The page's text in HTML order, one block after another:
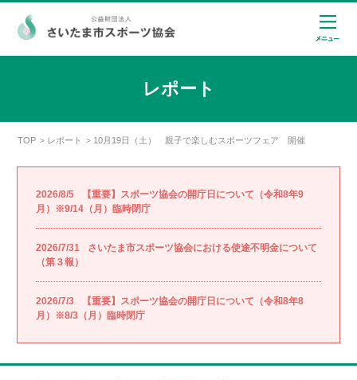
レポート
TOP > レポート > 10月19日（土） 親子で楽しむスポーツフェア 開催
2026/8/5
【重要】スポーツ協会の開庁日について（令和8年9
月）※9/14（月）臨時閉庁
2026/7/31
さいたま市スポーツ協会における使途不明金について
（第３報）
2026/7/3
【重要】スポーツ協会の開庁日について（令和8年8
月）※8/3（月）臨時閉庁